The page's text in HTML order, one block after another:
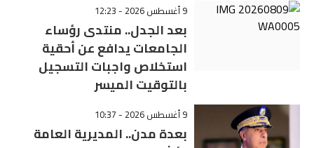
9 أغسطس 2026 - 12:23
بعد الجدل.. منتدى رؤساء
الجامعات يدافع عن أحقية
استخلاص واجبات التسجيل
بالتوقيت الميسر
9 أغسطس 2026 - 10:37
بعدة مدن.. المديرية العامة